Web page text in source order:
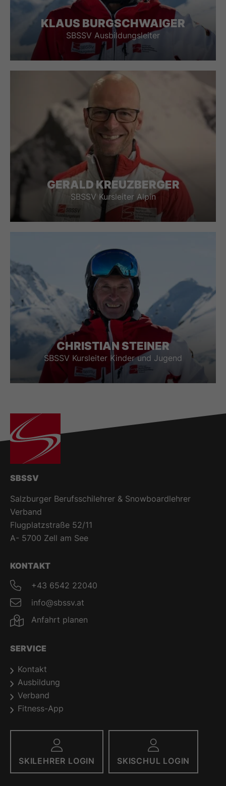
KLAUS BURGSCHWAIGER
SBSSV Ausbildungsleiter
GERALD KREUZBERGER
SBSSV Kursleiter Alpin
CHRISTIAN STEINER
SBSSV Kursleiter Kinder und Jugend
SBSSV
Salzburger Berufsschilehrer & Snowboardlehrer
Verband
Flugplatzstraße 52/11
A- 5700 Zell am See
KONTAKT
+43 6542 22040
info@sbssv.at
Anfahrt planen
SERVICE
Kontakt
Ausbildung
Verband
Fitness-App
SKILEHRER LOGIN SKISCHUL LOGIN